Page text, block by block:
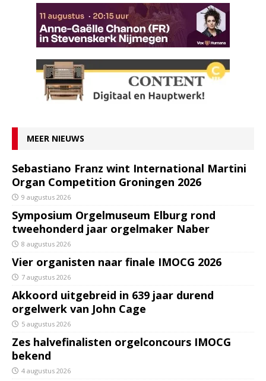
MEER NIEUWS
Sebastiano Franz wint International Martini
Organ Competition Groningen 2026
9 augustus 2026
Symposium Orgelmuseum Elburg rond
tweehonderd jaar orgelmaker Naber
8 augustus 2026
Vier organisten naar finale IMOCG 2026
7 augustus 2026
Akkoord uitgebreid in 639 jaar durend
orgelwerk van John Cage
5 augustus 2026
Zes halvefinalisten orgelconcours IMOCG
bekend
4 augustus 2026